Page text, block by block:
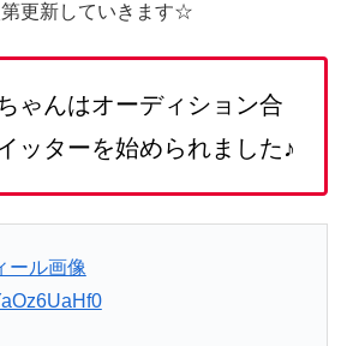
更新していきます☆
ゃんはオーディション合
ッターを始められました♪
ール画像